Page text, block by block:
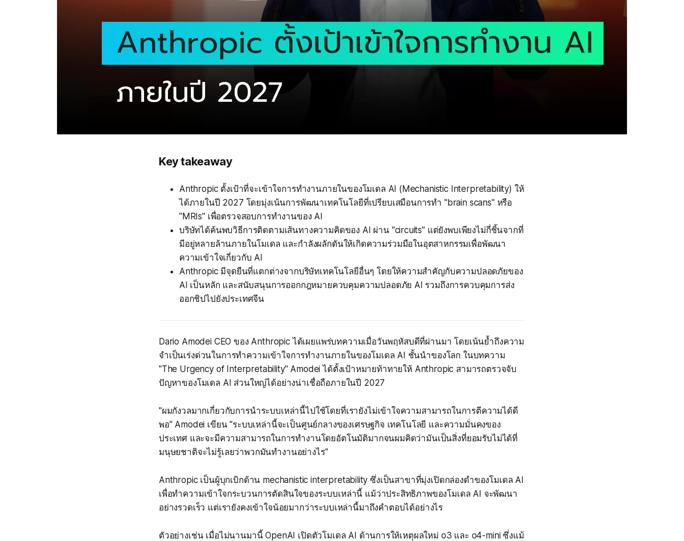
Key takeaway
Anthropic ตั้งเป้าที่จะเข้าใจการทำงานภายในของโมเดล AI (Mechanistic Interpretability) ให้
ได้ภายในปี 2027 โดยมุ่งเน้นการพัฒนาเทคโนโลยีที่เปรียบเสมือนการทำ "brain scans" หรือ
"MRIs" เพื่อตรวจสอบการทำงานของ AI
บริษัทได้ค้นพบวิธีการติดตามเส้นทางความคิดของ AI ผ่าน "circuits" แต่ยังพบเพียงไม่กี่ชิ้นจากที่
มีอยู่หลายล้านภายในโมเดล และกำลังผลักดันให้เกิดความร่วมมือในอุตสาหกรรมเพื่อพัฒนา
ความเข้าใจเกี่ยวกับ AI
Anthropic มีจุดยืนที่แตกต่างจากบริษัทเทคโนโลยีอื่นๆ โดยให้ความสำคัญกับความปลอดภัยของ
AI เป็นหลัก และสนับสนุนการออกกฎหมายควบคุมความปลอดภัย AI รวมถึงการควบคุมการส่ง
ออกชิปไปยังประเทศจีน
Dario Amodei CEO ของ Anthropic ได้เผยแพร่บทความเมื่อวันพฤหัสบดีที่ผ่านมา โดยเน้นย้ำถึงความ
จำเป็นเร่งด่วนในการทำความเข้าใจการทำงานภายในของโมเดล AI ชั้นนำของโลก ในบทความ
"The Urgency of Interpretability" Amodei ได้ตั้งเป้าหมายท้าทายให้ Anthropic สามารถตรวจจับ
ปัญหาของโมเดล AI ส่วนใหญ่ได้อย่างน่าเชื่อถือภายในปี 2027
"ผมกังวลมากเกี่ยวกับการนำระบบเหล่านี้ไปใช้โดยที่เรายังไม่เข้าใจความสามารถในการตีความได้ดี
พอ" Amodei เขียน "ระบบเหล่านี้จะเป็นศูนย์กลางของเศรษฐกิจ เทคโนโลยี และความมั่นคงของ
ประเทศ และจะมีความสามารถในการทำงานโดยอัตโนมัติมากจนผมคิดว่ามันเป็นสิ่งที่ยอมรับไม่ได้ที่
มนุษยชาติจะไม่รู้เลยว่าพวกมันทำงานอย่างไร"
Anthropic เป็นผู้บุกเบิกด้าน mechanistic interpretability ซึ่งเป็นสาขาที่มุ่งเปิดกล่องดำของโมเดล AI
เพื่อทำความเข้าใจกระบวนการตัดสินใจของระบบเหล่านี้ แม้ว่าประสิทธิภาพของโมเดล AI จะพัฒนา
อย่างรวดเร็ว แต่เรายังคงเข้าใจน้อยมากว่าระบบเหล่านี้มาถึงคำตอบได้อย่างไร
ตัวอย่างเช่น เมื่อไม่นานมานี้ OpenAI เปิดตัวโมเดล AI ด้านการให้เหตุผลใหม่ o3 และ o4-mini ซึ่งแม้